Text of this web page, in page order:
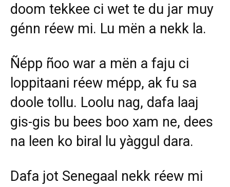
doom tekkee ci wet te du jar muy
génn réew mi. Lu mën a nekk la.
Ñépp ñoo war a mën a faju ci
loppitaani réew mépp, ak fu sa
doole tollu. Loolu nag, dafa laaj
gis-gis bu bees boo xam ne, dees
na leen ko biral lu yàggul dara.
Dafa jot Senegaal nekk réew mi